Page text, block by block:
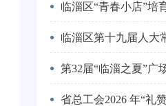
临淄区“青春小店”培
临淄区第十九届人大
第32届“临淄之夏”广
省总工会2026 年“礼